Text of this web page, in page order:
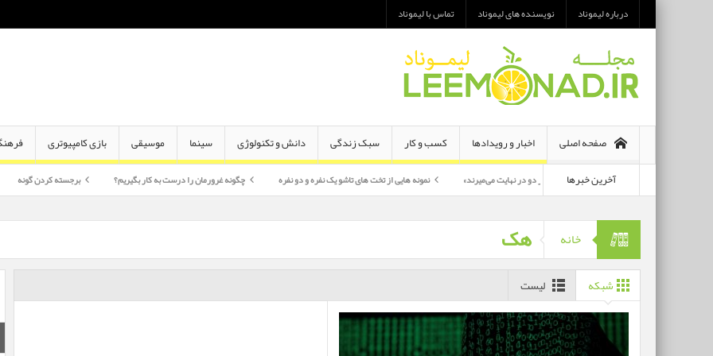
درباره لیموناد نویسنده های لیموناد تماس با لیموناد
صفحه اصلی اخبار و رویدادها کسب و کار سبک زندگی دانش و تکنولوژی سینما موسیقی بازی کامپیوتری
آخرین خبرها
معرفی رمان «هر دو در نهایت می‌میرند» نمونه هایی از تخت های تاشو یک نفره و دو نفره چگونه غرورمان را درست به کار بگیریم؟ برجسته کردن گونه اختلاف
خانه هک
شبکه لیست